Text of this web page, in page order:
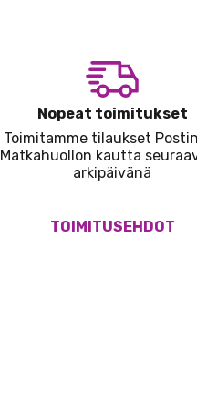
Nopeat toimitukset
Toimitamme tilaukset
Matkahuollon kautta
arkipäivänä
TOIMITUSEHDOT